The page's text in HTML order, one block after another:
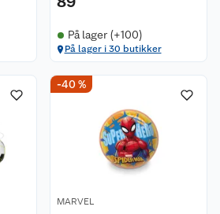
På lager (+100)
På lager i 30 butikker
-40 %
MARVEL